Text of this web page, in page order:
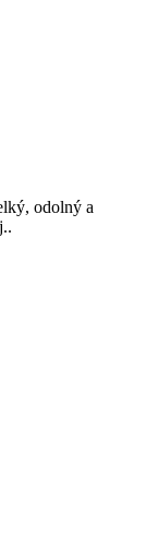
odolný a